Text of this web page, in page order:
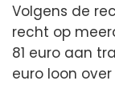
Volgens de
recht op
81 euro aan
euro loon